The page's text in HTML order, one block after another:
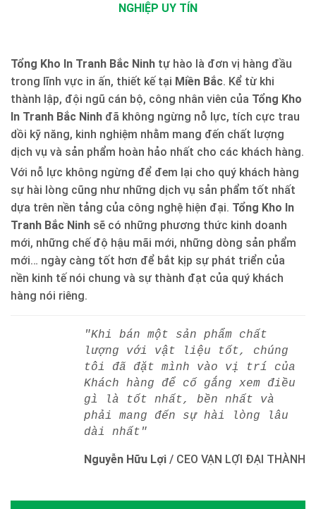
NGHIỆP UY TÍN
Tổng Kho In Tranh Bắc Ninh tự hào là đơn vị hàng đầu
trong lĩnh vực in ấn, thiết kế tại Miền Bắc. Kể từ khi
thành lập, đội ngũ cán bộ, công nhân viên của Tổng Kho
In Tranh Bắc Ninh đã không ngừng nỗ lực, tích cực trau
dồi kỹ năng, kinh nghiệm nhằm mang đến chất lượng
dịch vụ và sản phẩm hoàn hảo nhất cho các khách hàng.
Với nỗ lực không ngừng để đem lại cho quý khách hàng
sự hài lòng cũng như những dịch vụ sản phẩm tốt nhất
dựa trên nền tảng của công nghệ hiện đại. Tổng Kho In
Tranh Bắc Ninh sẽ có những phương thức kinh doanh
mới, những chế độ hậu mãi mới, những dòng sản phẩm
mới… ngày càng tốt hơn để bắt kịp sự phát triển của
nền kinh tế nói chung và sự thành đạt của quý khách
hàng nói riêng.
"Khi bán một sản phẩm chất
lượng với vật liệu tốt, chúng
tôi đã đặt mình vào vị trí của
Khách hàng để cố gắng xem điều
gì là tốt nhất, bền nhất và
phải mang đến sự hài lòng lâu
dài nhất"
Nguyễn Hữu Lợi / CEO VẠN LỢI ĐẠI THÀNH